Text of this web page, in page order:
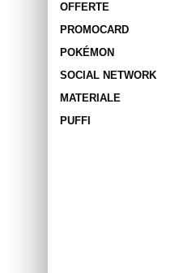
OFFERTE
PROMOCARD
POKÉMON
SOCIAL NETWORK
MATERIALE
PUFFI